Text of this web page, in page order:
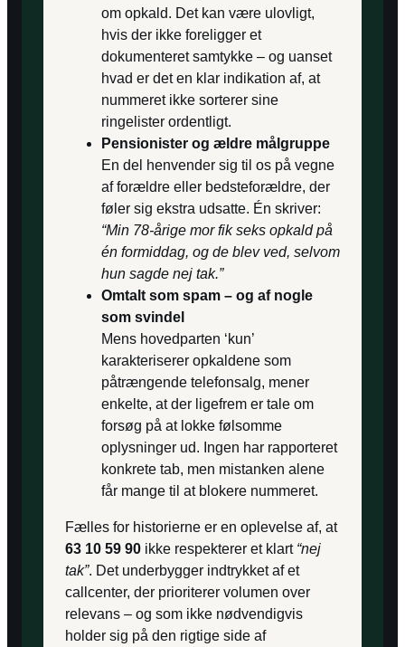
om opkald. Det kan være ulovligt,
hvis der ikke foreligger et
dokumenteret samtykke – og uanset
hvad er det en klar indikation af, at
nummeret ikke sorterer sine
ringelister ordentligt.
Pensionister og ældre målgruppe
En del henvender sig til os på vegne
af forældre eller bedsteforældre, der
føler sig ekstra udsatte. Én skriver:
“Min 78-årige mor fik seks opkald på
én formiddag, og de blev ved, selvom
hun sagde nej tak.”
Omtalt som spam – og af nogle
som svindel
Mens hovedparten ‘kun’
karakteriserer opkaldene som
påtrængende telefonsalg, mener
enkelte, at der ligefrem er tale om
forsøg på at lokke følsomme
oplysninger ud. Ingen har rapporteret
konkrete tab, men mistanken alene
får mange til at blokere nummeret.
Fælles for historierne er en oplevelse af, at
63 10 59 90 ikke respekterer et klart “nej
tak”. Det underbygger indtrykket af et
callcenter, der prioriterer volumen over
relevans – og som ikke nødvendigvis
holder sig på den rigtige side af